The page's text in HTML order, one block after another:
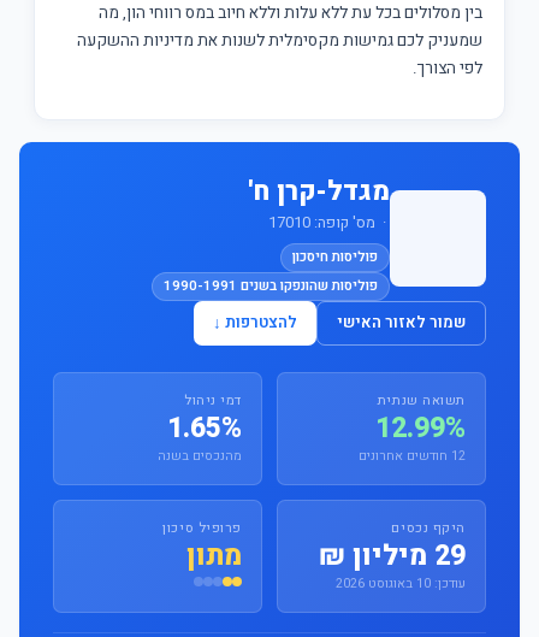
בין מסלולים בכל עת ללא עלות וללא חיוב במס רווחי הון, מה
שמעניק לכם גמישות מקסימלית לשנות את מדיניות ההשקעה
לפי הצורך.
מגדל-קרן ח'
· מס' קופה: 17010
פוליסות חיסכון
פוליסות שהונפקו בשנים 1990-1991
שמור לאזור האישי להצטרפות ↓
תשואה שנתית
12.99%
12 חודשים אחרונים
דמי ניהול
1.65%
מהנכסים בשנה
היקף נכסים
29 מיליון ₪
עודכן: 10 באוגוסט 2026
פרופיל סיכון
מתון